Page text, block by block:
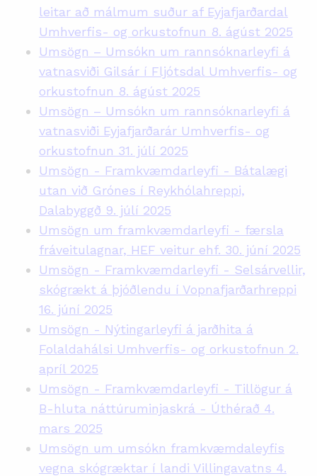
leitar að málmum suður af Eyjafjarðardal
Umhverfis- og orkustofnun 8. ágúst 2025
Umsögn – Umsókn um rannsóknarleyfi á
vatnasviði Gilsár í Fljótsdal Umhverfis- og
orkustofnun 8. ágúst 2025
Umsögn – Umsókn um rannsóknarleyfi á
vatnasviði Eyjafjarðarár Umhverfis- og
orkustofnun 31. júlí 2025
Umsögn - Framkvæmdarleyfi - Bátalægi
utan við Grónes í Reykhólahreppi,
Dalabyggð 9. júlí 2025
Umsögn um framkvæmdarleyfi - færsla
fráveitulagnar, HEF veitur ehf. 30. júní 2025
Umsögn - Framkvæmdarleyfi - Selsárvellir,
skógrækt á þjóðlendu í Vopnafjarðarhreppi
16. júní 2025
Umsögn - Nýtingarleyfi á jarðhita á
Folaldahálsi Umhverfis- og orkustofnun 2.
apríl 2025
Umsögn - Framkvæmdarleyfi - Tillögur á
B-hluta náttúruminjaskrá - Úthérað 4.
mars 2025
Umsögn um umsókn framkvæmdaleyfis
vegna skógræktar í landi Villingavatns 4.